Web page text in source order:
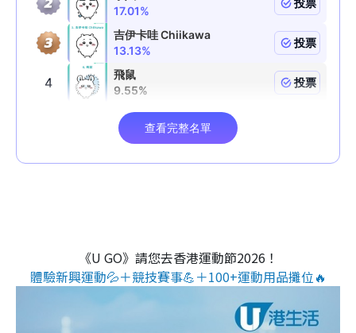
《U GO》請您去香港運動節2026！
體驗新興運動💦＋競技賽事💪＋100+運動用品攤位🔥